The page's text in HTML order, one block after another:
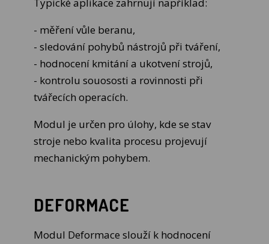
- měření vůle beranu,
- sledování pohybů nástrojů při tváření,
- hodnocení kmitání a ukotvení strojů,
- kontrolu souososti a rovinnosti při
tvářecích operacích.
Modul je určen pro úlohy, kde se stav
stroje nebo kvalita procesu projevují
mechanickým pohybem.
DEFORMACE
Modul Deformace slouží k hodnocení